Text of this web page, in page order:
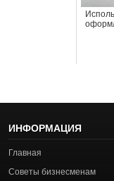
ИНФОРМАЦИЯ
Главная
Советы бизнесменам